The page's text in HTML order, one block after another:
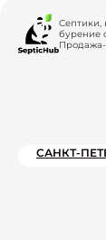
Септики,
бурение
САНКТ-